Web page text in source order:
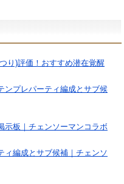
り)評価！おすすめ潜在覚醒
ンプレパーティ編成とサブ候
示板｜チェンソーマンコラボ
ィ編成とサブ候補｜チェンソ